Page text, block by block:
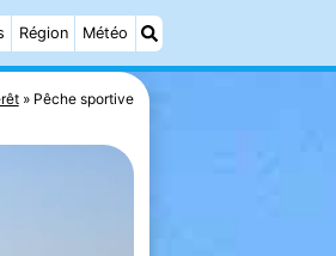
Région Météo
Pêche sportive